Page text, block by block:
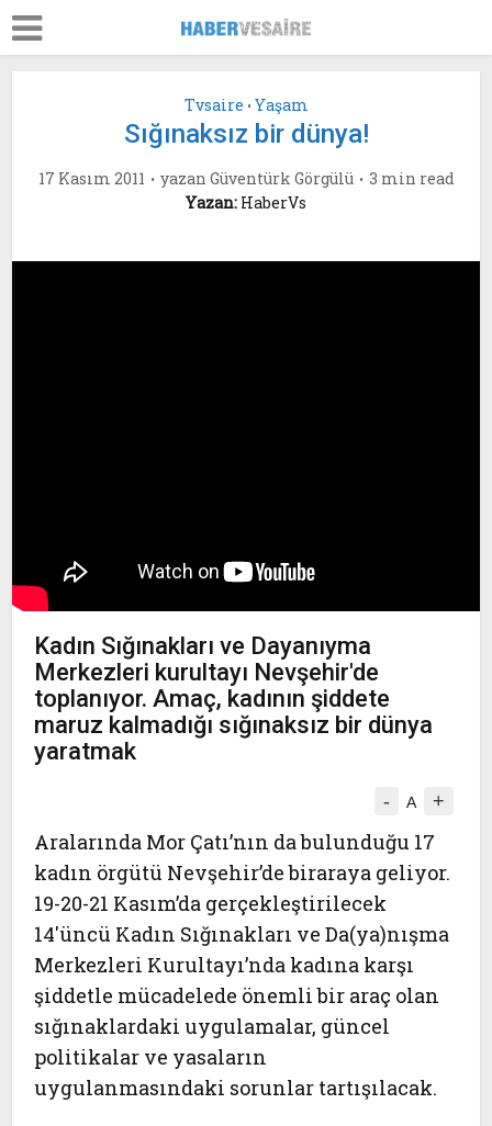
Tvsaire • Yaşam
Sığınaksız bir dünya!
17 Kasım 2011 yazan Güventürk Görgülü
3 min read
Yazan: HaberVs
Kadın Sığınakları ve Dayanıyma
Merkezleri kurultayı Nevşehir'de
toplanıyor. Amaç, kadının şiddete
maruz kalmadığı sığınaksız bir dünya
yaratmak
- A +
Aralarında Mor Çatı’nın da bulunduğu 17
kadın örgütü Nevşehir’de biraraya geliyor.
19-20-21 Kasım’da gerçekleştirilecek
14'üncü Kadın Sığınakları ve Da(ya)nışma
Merkezleri Kurultayı’nda kadına karşı
şiddetle mücadelede önemli bir araç olan
sığınaklardaki uygulamalar, güncel
politikalar ve yasaların
uygulanmasındaki sorunlar tartışılacak.